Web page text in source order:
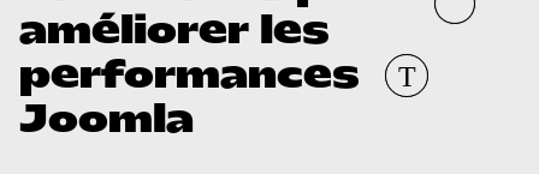
améliorer les
performances
Joomla